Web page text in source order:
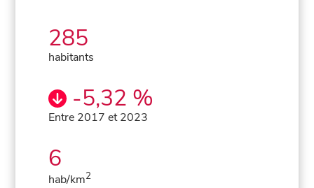
285
habitants
-5,32 %
Entre 2017 et 2023
6
hab/km2